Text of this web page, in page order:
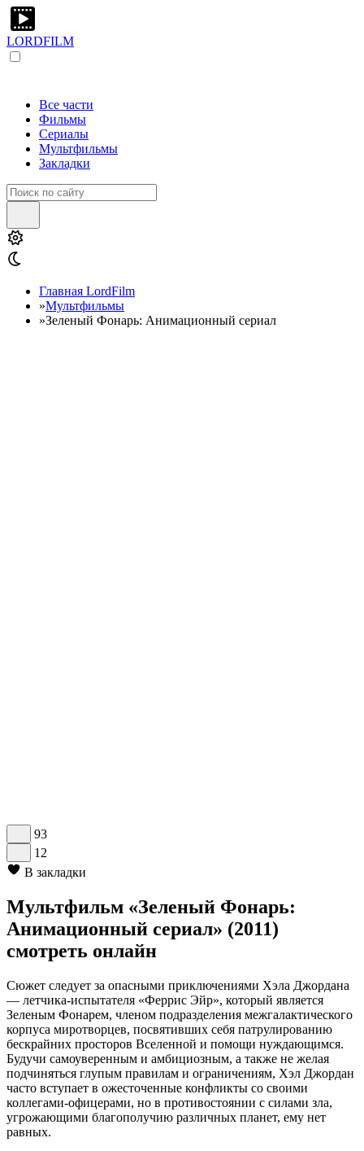
LORDFILM
Все части
Фильмы
Сериалы
Мультфильмы
Закладки
Главная LordFilm
»Мультфильмы
»Зеленый Фонарь: Анимационный сериал
93
12
В закладки
Мультфильм «Зеленый Фонарь:
Анимационный сериал» (2011)
смотреть онлайн
Сюжет следует за опасными приключениями Хэла Джордана
— летчика-испытателя «Феррис Эйр», который является
Зеленым Фонарем, членом подразделения межгалактического
корпуса миротворцев, посвятивших себя патрулированию
бескрайних просторов Вселенной и помощи нуждающимся.
Будучи самоуверенным и амбициозным, а также не желая
подчиняться глупым правилам и ограничениям, Хэл Джордан
часто вступает в ожесточенные конфликты со своими
коллегами-офицерами, но в противостоянии с силами зла,
угрожающими благополучию различных планет, ему нет
равных.